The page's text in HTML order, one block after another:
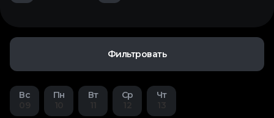
Фильтровать
Вс
Пн
Вт
Ср
Чт